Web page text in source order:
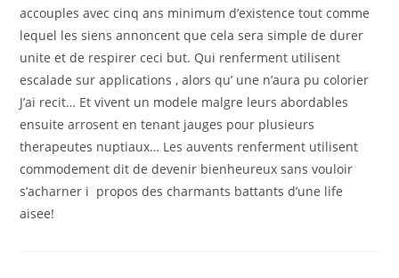
accouples avec cinq ans minimum d’existence tout comme
lequel les siens annoncent que cela sera simple de durer
unite et de respirer ceci but. Qui renferment utilisent
escalade sur applications , alors qu’ une n’aura pu colorier
J’ai recit… Et vivent un modele malgre leurs abordables
ensuite arrosent en tenant jauges pour plusieurs
therapeutes nuptiaux… Les auvents renferment utilisent
commodement dit de devenir bienheureux sans vouloir
s’acharner i propos des charmants battants d’une life
aisee!